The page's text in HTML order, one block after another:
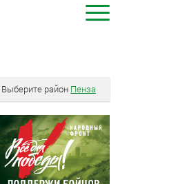
Выберите район Пенза